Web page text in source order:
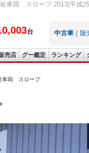
車両 スロープ 2013(平成
台 中古車 ｜ 販
売店 グー鑑定 ランキング
車両 スロープ